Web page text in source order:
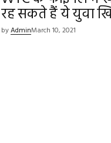
and website in
next time I
रह सकते हैं ये युवा
byAdminMarch 10, 2021